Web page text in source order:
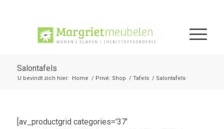
Salontafels
U bevindt zich hier: Home / Privé: Shop / Tafels / Salontafels
[av_productgrid categories='37'